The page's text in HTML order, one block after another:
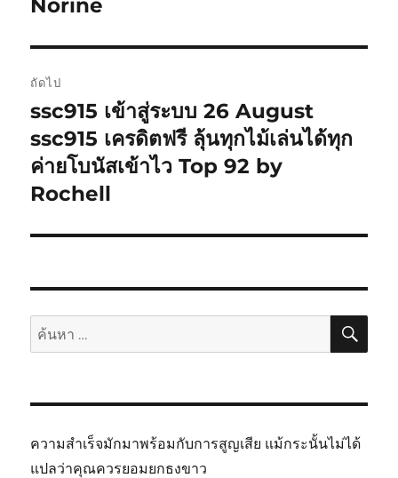
ถัดไป
เรื่อง
ต่อ
ไป:
ssc915 เข้าสู่ระบบ 26 August
ssc915 เครดิตฟรี ลุ้นทุกไม้เล่นได้ทุก
ค่ายโบนัสเข้าไว Top 92 by
Rochell
ค้นหา: ค้น
ความสำเร็จมักมาพร้อมกับการสูญเสีย แม้กระนั้นไม่ได้
แปลว่าคุณควรยอมยกธงขาว